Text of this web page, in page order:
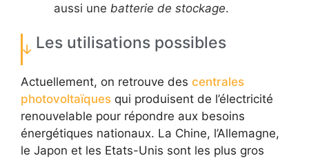
aussi une batterie de stockage.
Les utilisations possibles
Actuellement, on retrouve des centrales
photovoltaïques qui produisent de l’électricité
renouvelable pour répondre aux besoins
énergétiques nationaux. La Chine, l’Allemagne,
le Japon et les Etats-Unis sont les plus gros